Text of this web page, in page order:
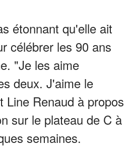
étonnant qu'elle ait
célébrer les 90 ans
"Je les aime
deux. J'aime le
Line Renaud à propos
sur le plateau de C à
semaines.